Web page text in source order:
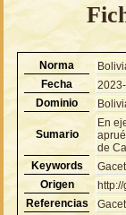
Norma
Fecha
Dominio
Sumario
En
de
Keywords
Origen
Referencias